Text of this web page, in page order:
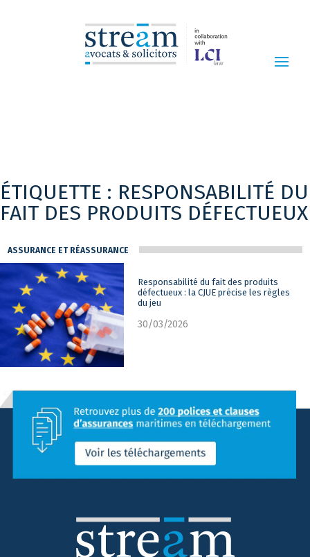
ÉTIQUETTE : RESPONSABILITÉ DU
FAIT DES PRODUITS DÉFECTUEUX
ASSURANCE ET RÉASSURANCE
Responsabilité du fait des produits
défectueux : la CJUE précise les règles
du jeu
30/03/2026